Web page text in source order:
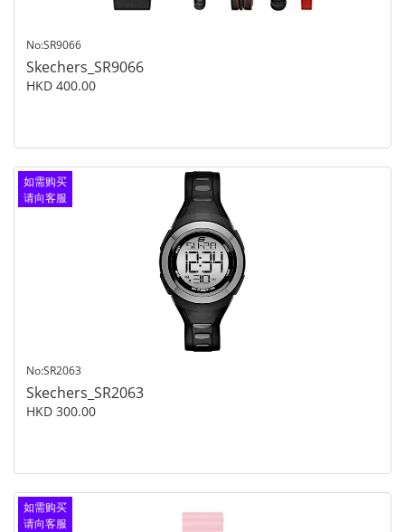
No:SR9066
Skechers_SR9066
HKD 400.00
如需购买
请向客服
No:SR2063
Skechers_SR2063
HKD 300.00
如需购买
请向客服